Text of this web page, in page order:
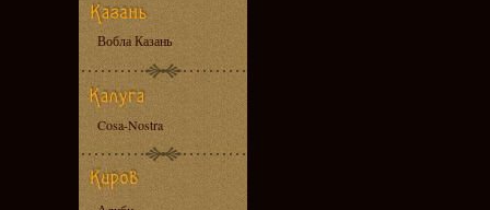
Вобла Казань
Cosa-Nostra